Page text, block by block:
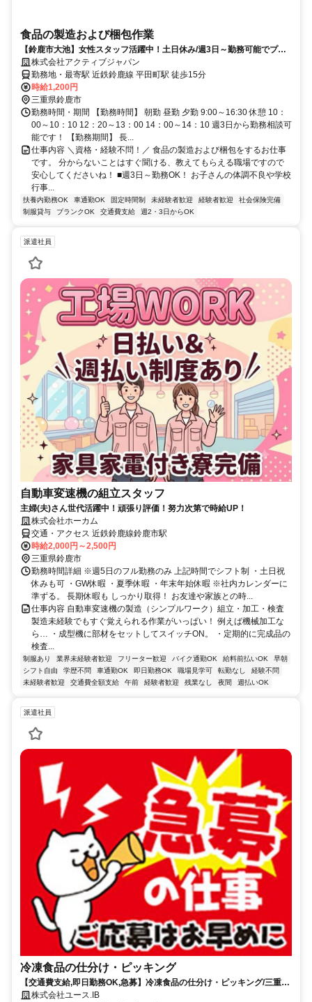
食品の製造および梱包作業
【鈴鹿市大池】女性スタッフ活躍中！土日休み/週3日～勤務可能でプラ
イベートとの両立も◎
株式会社アクティブジャパン
勤務地・最寄駅 近鉄鈴鹿線 平田町駅 徒歩15分
時給1,200円
三重県鈴鹿市
勤務時間・期間 【勤務時間】 朝勤 昼勤 夕勤 9:00～16:30 休憩 10：
00～10：10 12：20～13：00 14：00～14：10 週3日から勤務相談可
能です！ 【勤務期間】 長...
仕事内容 ＼資格・経験不問！／ 食品の製造および梱包をするお仕事
です。 分からないことはすぐ聞ける、教えてもらえる職場ですので
安心してくださいね！ ■週3日～勤務OK！ お子さんの体調不良や学校
行事...
扶養内勤務OK 車通勤OK 固定時間制 未経験者歓迎 経験者歓迎
社会保険完備
制服貸与
ブランクOK 交通費支給 週2・3日からOK
派遣社員
自動車変速機の組立スタッフ
主婦(夫)さん世代活躍中！頑張り評価！努力次第で時給UP！
株式会社ホーカム
交通・アクセス 近鉄鈴鹿線鈴鹿市駅
時給2,000円～2,500円
三重県鈴鹿市
勤務時間詳細 ※週5日のフル勤務のみ 上記時間でシフト制 ・土日祝
休みも可 ・GW休暇 ・夏季休暇 ・年末年始休暇 ※社内カレンダーに
準ずる。 長期休暇も しっかり取得！ お友達や家族との時...
仕事内容 自動車変速機の製造（シンプルワーク）組立・加工・検査
製造未経験でもすぐ覚えられる作業がいっぱい！ 例えば機械加工な
ら… ・成型機に部材をセットしてスイッチON。 ・定期的に完成品の
検査...
制服あり 業界未経験者歓迎 フリーター歓迎 バイク通勤OK 給料前払いOK
早朝
シフト自由
学歴不問 車通勤OK 即日勤務OK 職場見学可 転勤なし
経験不問
未経験者歓迎
交通費全額支給 午前 経験者歓迎 残業なし 夜間 週払いOK
派遣社員
冷凍食品の仕分け・ピッキング
【交通費支給,即日勤務OK,急募】冷凍食品の仕分け・ピッキング/三重県
鈴鹿市
株式会社ユース.IB